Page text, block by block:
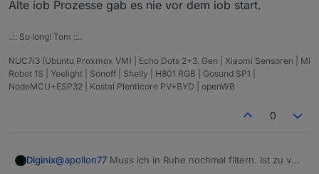
Alte iob Prozesse gab es nie vor dem iob start.
..:: So long! Tom ::..
NUC7i3 (Ubuntu Proxmox VM) | Echo Dots 2+3. Gen | Xiaomi Sensoren | Mi
Robot 1S | Yeelight | Sonoff | Shelly | H801 RGB | Gosund SP1 |
NodeMCU+ESP32 | Kostal Plenticore PV+BYD | openWB
0
Diginix@apollon77 Muss ich in Ruhe nochmal filtern. Ist zu voll